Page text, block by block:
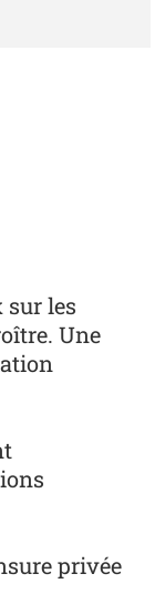
sur les
Une
privée